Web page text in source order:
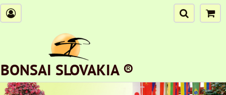
BONSAI SLOVAKIA ®